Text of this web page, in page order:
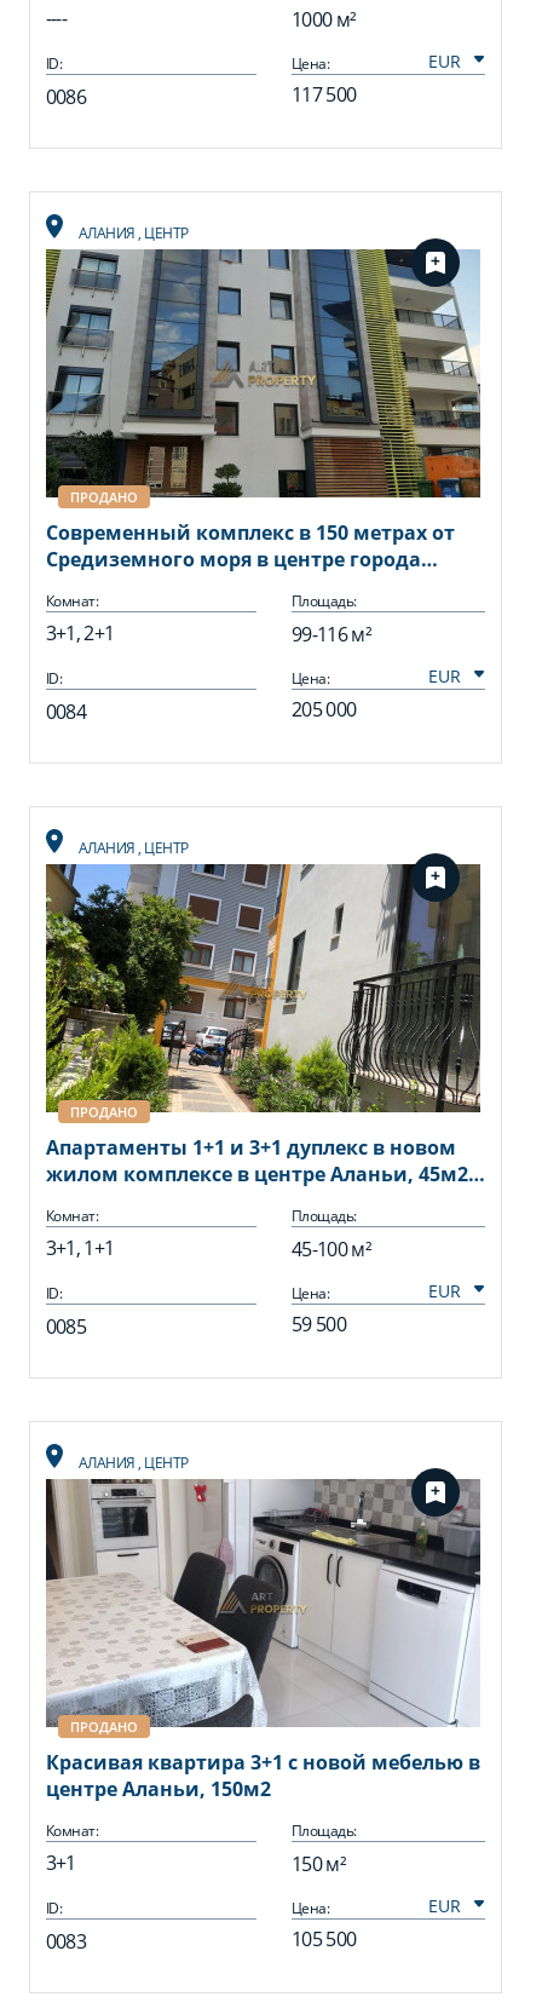
---- 1000 м²
ID:
0086
Цена:
117 500
АЛАНИЯ, ЦЕНТР
ПРОДАНО
Современный комплекс в 150 метрах от
Средиземного моря в центре города
Комнат:
3+1, 2+1
Площадь:
99-116 м²
ID:
0084
Цена:
205 000
АЛАНИЯ, ЦЕНТР
ПРОДАНО
Апартаменты 1+1 и 3+1 дуплекс в новом
жилом комплексе в центре Аланьи, 45м2-
Комнат:
3+1, 1+1
Площадь:
45-100 м²
ID:
0085
Цена:
59 500
АЛАНИЯ, ЦЕНТР
ПРОДАНО
Красивая квартира 3+1 с новой мебелью в
центре Аланьи, 150м2
Комнат:
3+1
Площадь:
150 м²
ID:
0083
Цена:
105 500